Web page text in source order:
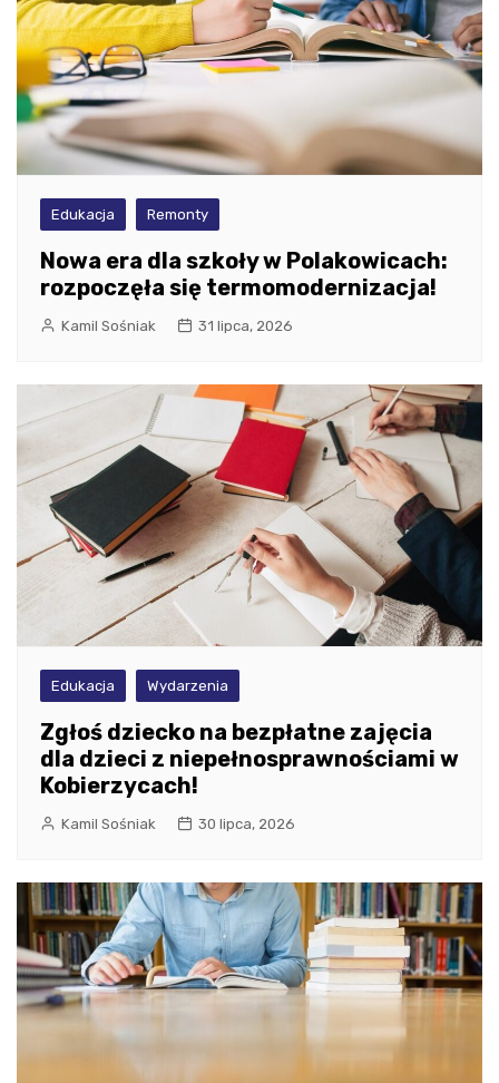
Edukacja Remonty
Nowa era dla szkoły w Polakowicach:
rozpoczęła się termomodernizacja!
Kamil Sośniak 31 lipca, 2026
Edukacja Wydarzenia
Zgłoś dziecko na bezpłatne zajęcia
dla dzieci z niepełnosprawnościami w
Kobierzycach!
Kamil Sośniak 30 lipca, 2026